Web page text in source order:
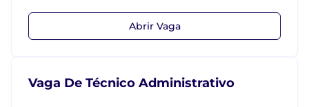
Abrir Vaga
Vaga De Técnico Administrativo